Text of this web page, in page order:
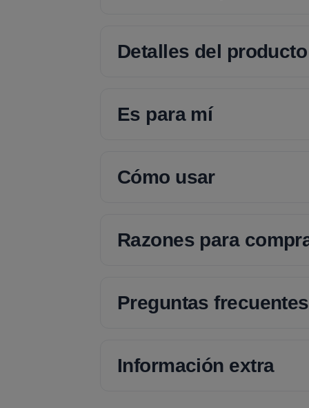
Detalles del producto
Es para mí
Cómo usar
Razones para
Preguntas
Información extra